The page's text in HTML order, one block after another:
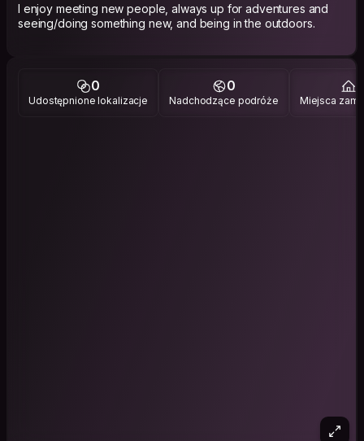
I enjoy meeting new people, always up for adventures and
seeing/doing something new, and being in the outdoors.
0
Udostępnione lokalizacje
0
Nadchodzące podróże Miejsca